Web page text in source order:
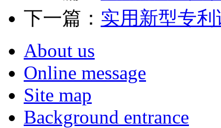
下一篇： 实用新型专
About us
Online message
Site map
Background entrance